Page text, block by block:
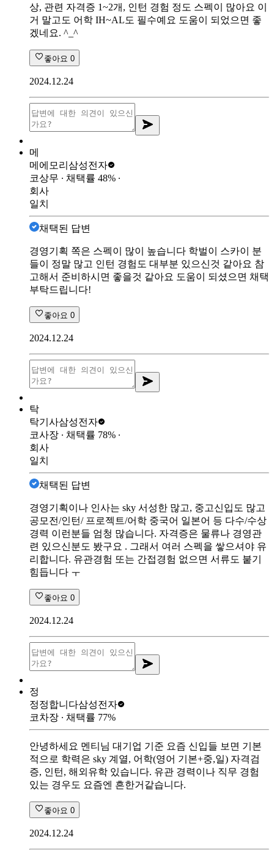
상, 관련 자격증 1~2개, 인턴 경험 정도 스펙이 많아요 이
거 말고도 어학 IH~AL도 필수예요 도움이 되었으면 좋
겠네요. ^_^
좋아요 0
2024.12.24
메
메에모리 삼성전자
코상무 ∙ 채택률 48% ∙
회사
일치
채택된 답변
경영기획 쪽은 스펙이 많이 높습니다 학벌이 스카이 분
들이 정말 많고 인턴 경험도 대부분 있으신것 같아요 참
고해서 준비하시면 좋을것 같아요 도움이 되셨으면 채택
부탁드립니다!
좋아요 0
2024.12.24
탁
탁기사삼성전자
코사장 ∙ 채택률 78% ∙
회사
일치
채택된 답변
경영기획이나 인사는 sky 서성한 많고, 중고신입도 많고
공모전/인턴/ 프로젝트/어학 중국어 일본어 등 다수/수상
경력 이런분들 엄청 많습니다. 자격증은 물류나 경영관
련 있으신분도 봤구요 . 그래서 여러 스펙을 쌓으셔야 유
리합니다. 유관경험 또는 간접경험 없으면 서류도 붙기
힘듭니다 ㅜ
좋아요 0
2024.12.24
정
정정합니다삼성전자
코차장 ∙ 채택률 77%
안녕하세요 멘티님 대기업 기준 요즘 신입들 보면 기본
적으로 학력은 sky 계열, 어학(영어 기본+중,일) 자격검
증, 인턴, 해외유학 있습니다. 유관 경력이나 직무 경험
있는 경우도 요즘엔 흔한거같습니다.
좋아요 0
2024.12.24